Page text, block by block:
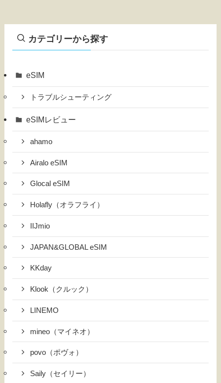
カテゴリーから探す
eSIM
トラブルシューティング
eSIMレビュー
ahamo
Airalo eSIM
Glocal eSIM
Holafly（オラフライ）
IIJmio
JAPAN&GLOBAL eSIM
KKday
Klook（クルック）
LINEMO
mineo（マイネオ）
povo（ポヴォ）
Saily（セイリー）